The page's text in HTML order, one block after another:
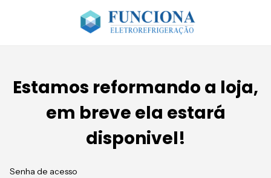
Estamos reformando a loja,
em breve ela estará
disponivel!
Senha de acesso